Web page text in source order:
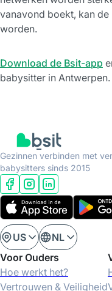
vanavond boekt, kan
worden.
Download de Bsit-app
babysitter in Antwerpen.
Gezinnen verbinden met
babysitters sinds 2015
US
NL
Voor Ouders
Hoe werkt het?
Vertrouwen & Veiligheid